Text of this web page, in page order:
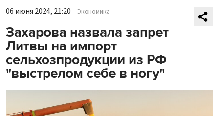
06 июня 2024, 21:20 Экономика
Захарова назвала запрет
Литвы на импорт
сельхозпродукции из РФ
"выстрелом себе в ногу"